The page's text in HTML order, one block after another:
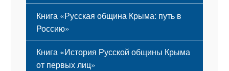
Книга «Русская община Крыма: путь в
Россию»
Книга «История Русской общины Крыма
от первых лиц»